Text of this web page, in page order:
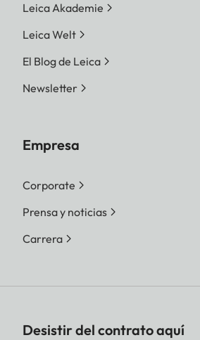
Leica Akademie
Leica Welt
El Blog de Leica
Newsletter
Empresa
Corporate
Prensa y noticias
Carrera
Desistir del contrato aquí